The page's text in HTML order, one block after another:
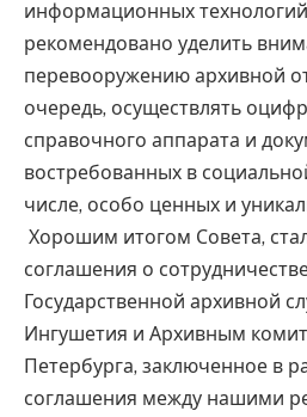
информационных
рекомендовано уделить
перевооружению архивной
очередь, осуществлять
справочного аппарата и
востребованных в
числе, особо ценных и
Хорошим итогом Совета,
соглашения о
Государственной архивной
Ингушетия и Архивным
Петербурга, заключенное в
соглашения между нашими